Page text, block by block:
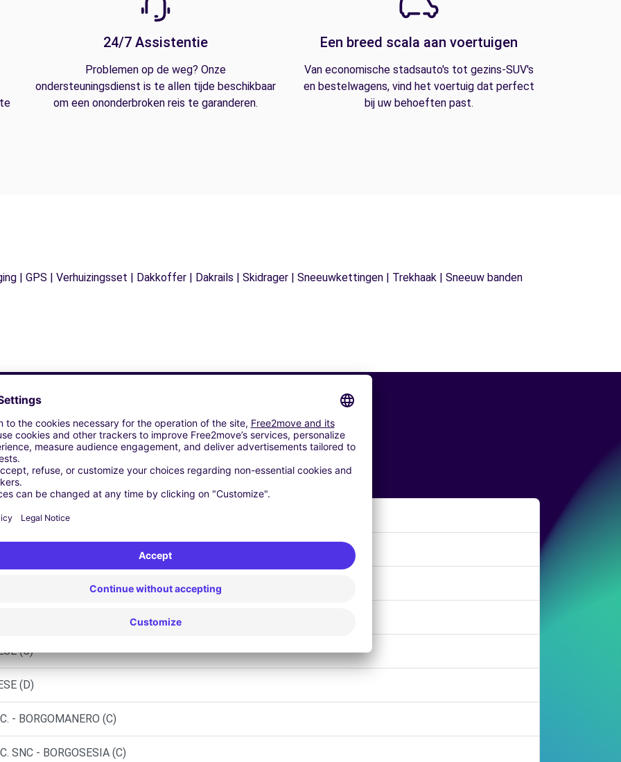
24/7 Assistentie
Problemen op de weg? Onze
ondersteuningsdienst is te allen tijde beschikbaar
om een ononderbroken reis te garanderen.
Een breed scala aan voertuigen
Van economische stadsauto's tot gezins-SUV's
en bestelwagens, vind het voertuig dat perfect
bij uw behoeften past.
| GPS | Verhuizingsset | Dakkoffer | Dakrails | Skidrager | Sneeuwkettingen | Trekhaak | Sneeuw banden
Vergelijkbare Agentschappen
SNC - GALLARATE (C)
(C)
(D)
- BORGOMANERO (C)
SNC - BORGOSESIA (C)